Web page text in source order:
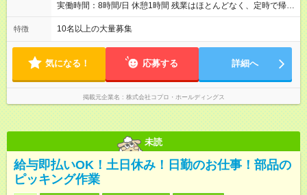
実働時間：8時間/日 休憩1時間 残業はほとんどなく、定時で帰れ
る日が多い働き方です。 毎日の業務は進捗管理や事務が中心な
ので、 「今日やるべき仕事」が終われば、自然と区切りをつけ
方を大切にしています。
特徴 10名以上の大量募集
気になる！ 応募する 詳細へ
掲載元企業名 株式会社コプロ・ホールディングス
未読
給与即払いOK！土日休み！日勤のお仕事！部品の
ピッキング作業